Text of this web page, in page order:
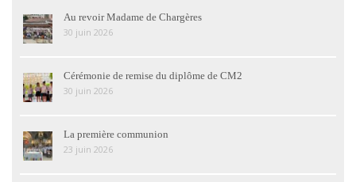
Au revoir Madame de Chargères
30 juin 2026
Cérémonie de remise du diplôme de CM2
30 juin 2026
La première communion
23 juin 2026